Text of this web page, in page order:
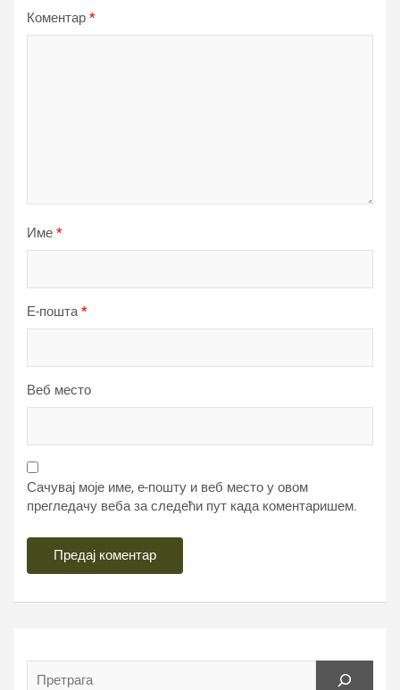
Коментар *
Име *
Е-пошта*
Веб место
Сачувај моје име, е-пошту и веб место у овом
прегледачу веба за следећи пут када коментаришем.